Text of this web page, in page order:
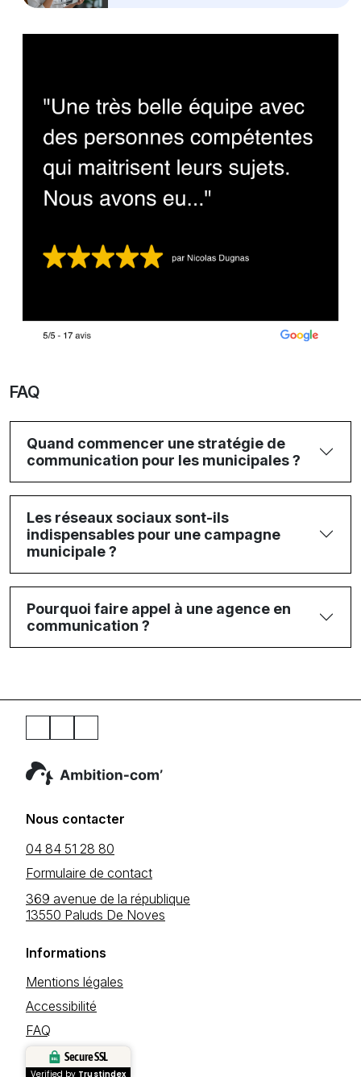
FAQ
Quand commencer une stratégie de
communication pour les municipales ?
Les réseaux sociaux sont-ils
indispensables pour une campagne
municipale ?
Pourquoi faire appel à une agence en
communication ?
Nous contacter
04 84 51 28 80
Formulaire de contact
369 avenue de la république
13550 Paluds De Noves
Informations
Mentions légales
Accessibilité
FAQ
Secure SSL
Verified by Trustindex